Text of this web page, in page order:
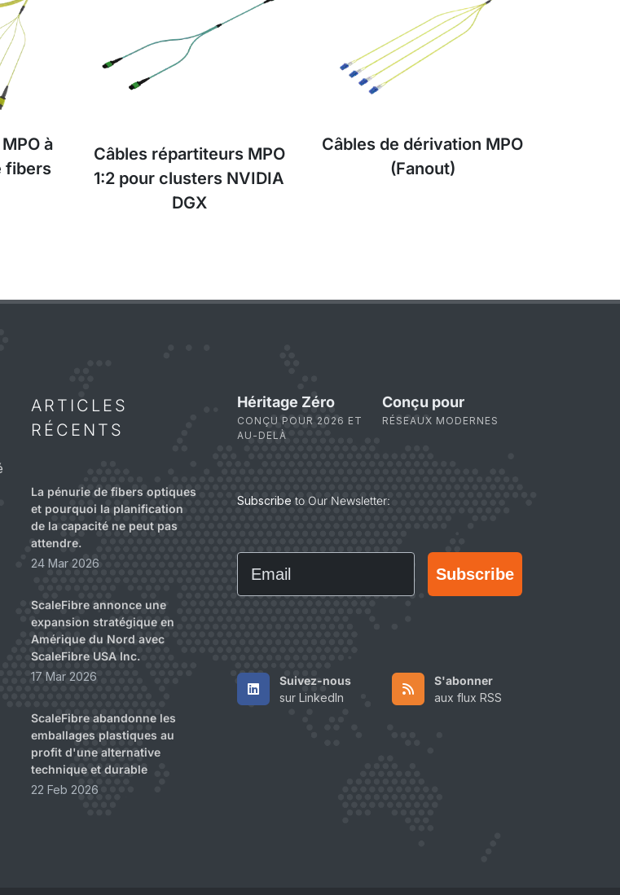
à
fibers
Câbles répartiteurs MPO
1:2 pour clusters NVIDIA
DGX
Câbles de dérivation MPO
(Fanout)
ARTICLES
RÉCENTS
La pénurie de fibers optiques
et pourquoi la planification
de la capacité ne peut pas
attendre.
24 Mar 2026
ScaleFibre annonce une
expansion stratégique en
Amérique du Nord avec
ScaleFibre USA Inc.
17 Mar 2026
ScaleFibre abandonne les
emballages plastiques au
profit d'une alternative
technique et durable
22 Feb 2026
Héritage Zéro
CONÇU POUR 2026 ET
AU-DELÀ
Conçu pour
RÉSEAUX MODERNES
Subscribe to Our Newsletter:
Email
Subscribe
Suivez-nous
sur LinkedIn
S'abonner
aux flux RSS